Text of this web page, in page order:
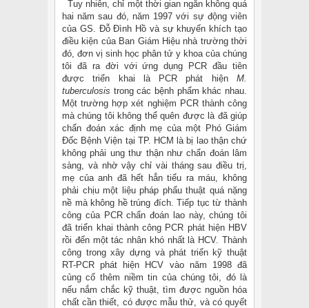
Tuy nhiên, chỉ một thời gian ngắn không quá
hai năm sau đó, năm 1997 với sự động viên
của GS. Đỗ Đình Hồ và sự khuyến khích tạo
điều kiện của Ban Giám Hiệu nhà trường thời
đó, đơn vị sinh học phân tử y khoa của chúng
tôi đã ra đời với ứng dụng PCR đầu tiên
được triển khai là PCR phát hiện M.
tuberculosis trong các bệnh phẩm khác nhau.
Một trường hợp xét nghiệm PCR thành công
mà chúng tôi không thể quên được là đã giúp
chẩn đoán xác định mẹ của một Phó Giám
Đốc Bệnh Viện tại TP. HCM là bị lao thận chứ
không phải ung thư thận như chẩn đoán lâm
sàng, và nhờ vậy chỉ vài tháng sau điều trị,
mẹ của anh đã hết hẳn tiểu ra máu, không
phải chịu một liệu pháp phẩu thuật quá nặng
nề mà không hề trúng đích. Tiếp tục từ thành
công của PCR chẩn đoán lao này, chúng tôi
đã triển khai thành công PCR phát hiện HBV
rồi đến một tác nhân khó nhất là HCV. Thành
công trong xây dựng và phát triến kỹ thuật
RT-PCR phát hiện HCV vào năm 1998 đã
củng cố thêm niềm tin của chúng tôi, đó là
nếu nắm chắc kỹ thuật, tìm được nguồn hóa
chất cần thiết, có được mẫu thử, và có quyết